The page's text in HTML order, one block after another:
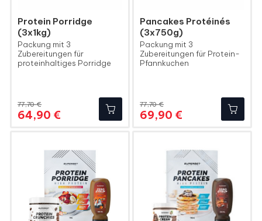
Protein Porridge
(3x1kg)
Packung mit 3
Zubereitungen für
proteinhaltiges Porridge
77,70 €
64,90 €
Pancakes Protéinés
(3x750g)
Packung mit 3
Zubereitungen für Protein-
Pfannkuchen
77,70 €
69,90 €